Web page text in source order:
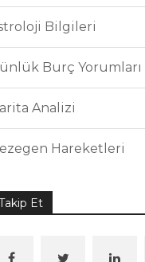
Bilgileri
Burç Yorumları
Analizi
Hareketleri
Et